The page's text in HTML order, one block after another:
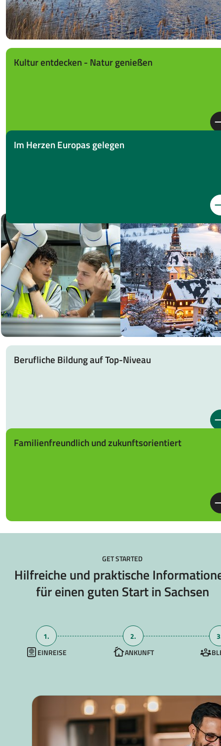
Kultur entdecken - Natur genießen
Im Herzen Europas gelegen
Berufliche Bildung auf Top-Niveau
Familienfreundlich und zukunftsorientiert
GET STARTED
Hilfreiche und praktische
für einen guten Start in Sachsen
1.
EINREISE
2.
ANKUNFT